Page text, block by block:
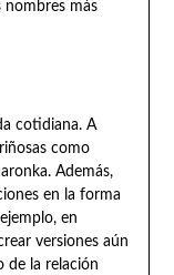
nombres más
cotidiana. A
como
Además,
en la forma
en
versiones aún
de la relación